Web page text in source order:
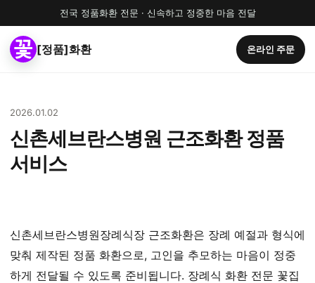
전국 정품화환 전문 · 신속하고 정중한 마음 전달
[정품]화환 온라인 주문
2026.01.02
신촌세브란스병원 근조화환 정품
서비스
신촌세브란스병원장례식장 근조화환은 장례 예절과 형식에
맞춰 제작된 정품 화환으로, 고인을 추모하는 마음이 정중
하게 전달될 수 있도록 준비됩니다. 장례식 화환 전문 꽃집